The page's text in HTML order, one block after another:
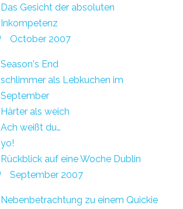
Das Gesicht der absoluten
Inkompetenz
October 2007
Season's End
schlimmer als Lebkuchen im
September
Härter als weich
Ach weißt du…
yo!
Rückblick auf eine Woche Dublin
September 2007
Nebenbetrachtung zu einem Quickie